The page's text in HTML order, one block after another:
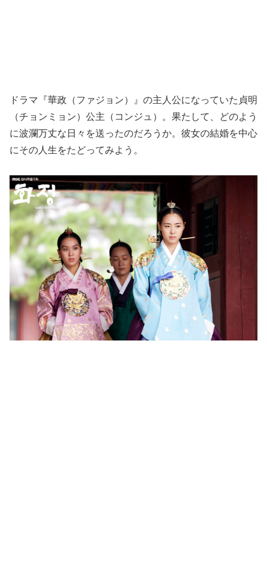
ドラマ『華政（ファジョン）』の主人公になっていた貞明
（チョンミョン）公主（コンジュ）。果たして、どのよう
に波瀾万丈な日々を送ったのだろうか。彼女の結婚を中心
にその人生をたどってみよう。